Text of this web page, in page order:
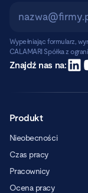
Wypełniając formularz,
CALAMARI Spółka z
siedzibą w Warszawie, ul.
informacji handlowych
Czytaj dalej
Znajdź nas na:
Produkt
Nieobecności
Czas pracy
Pracownicy
Ocena pracy